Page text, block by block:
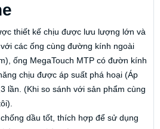
thiết kế chịu được lưu lượng lớn và
các ống cùng đường kính ngoài
ống MegaTouch MTP có đườn kính
chịu được áp suất phá hoại (Áp
lần. (Khi so sánh với sản phẩm cùng
dầu tốt, thích hợp để sử dụng